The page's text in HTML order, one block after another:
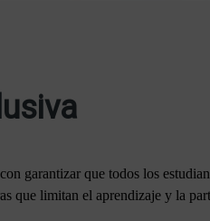
garantizar que todos los
que limitan el aprendizaje y la